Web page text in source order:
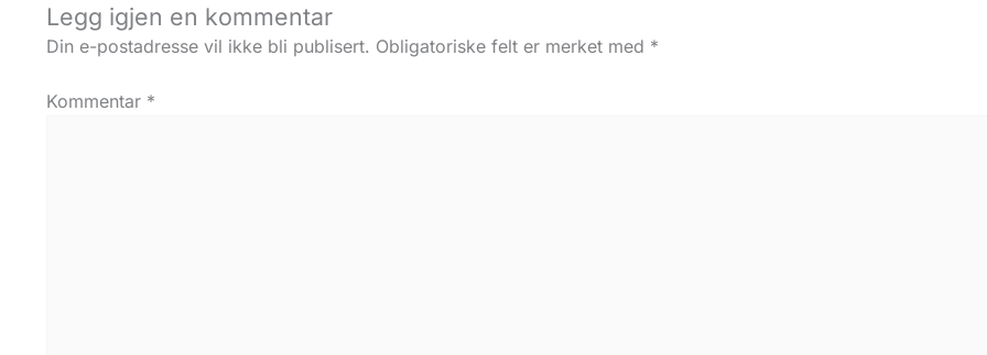
Legg igjen en kommentar
Din e-postadresse vil ikke bli publisert. Obligatoriske felt er merket med *
Kommentar *